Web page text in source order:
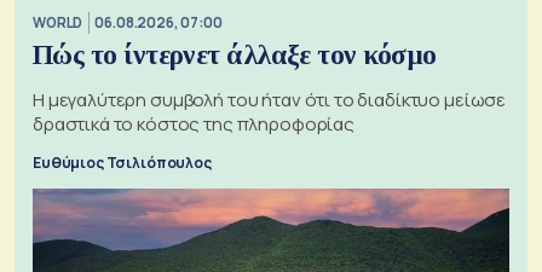
WORLD 06.08.2026, 07:00
Πώς το ίντερνετ άλλαξε τον κόσμο
Η μεγαλύτερη συμβολή του ήταν ότι το διαδίκτυο μείωσε
δραστικά το κόστος της πληροφορίας
Ευθύμιος Τσιλιόπουλος